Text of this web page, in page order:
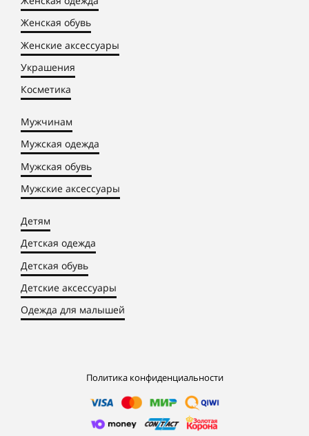
Женская обувь
Женские аксессуары
Украшения
Косметика
Мужчинам
Мужская одежда
Мужская обувь
Мужские аксессуары
Детям
Детская одежда
Детская обувь
Детские аксессуары
Одежда для малышей
Политика конфиденциальности